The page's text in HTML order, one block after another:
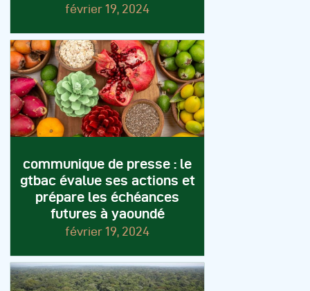
février 19, 2024
communique de presse : le
gtbac évalue ses actions et
prépare les échéances
futures à yaoundé
février 19, 2024